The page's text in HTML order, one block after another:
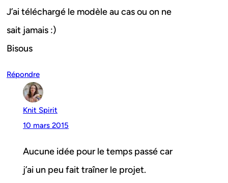
J’ai téléchargé le modèle au cas ou on ne
sait jamais :)
Bisous
Répondre
Knit Spirit
10 mars 2015
Aucune idée pour le temps passé car
j’ai un peu fait traîner le projet.